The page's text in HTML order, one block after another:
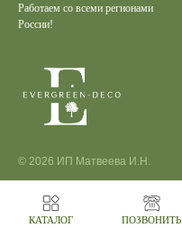
Работаем со всеми регионами
России!
© 2026 ИП Матвеева И.Н.
КАТАЛОГ ПОЗВОНИТЬ